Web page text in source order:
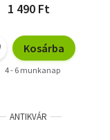
1 490 Ft
Kosárba
4 - 6 munkanap
ANTIKVÁR